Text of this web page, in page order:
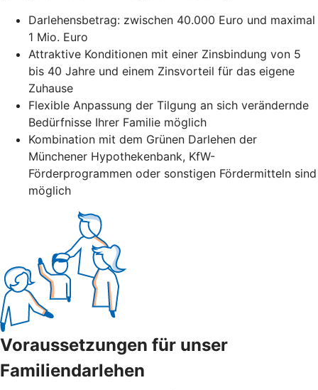
Darlehensbetrag: zwischen 40.000 Euro und maximal
1 Mio. Euro
Attraktive Konditionen mit einer Zinsbindung von 5
bis 40 Jahre und einem Zinsvorteil für das eigene
Zuhause
Flexible Anpassung der Tilgung an sich verändernde
Bedürfnisse Ihrer Familie möglich
Kombination mit dem Grünen Darlehen der
Münchener Hypothekenbank, KfW-
Förderprogrammen oder sonstigen Fördermitteln sind
möglich
Voraussetzungen für unser
Familiendarlehen